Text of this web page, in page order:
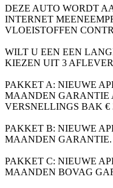
DEZE AUTO WORDT
INTERNET
VLOEISTOFFEN
WILT U EEN EEN
KIEZEN UIT 3
PAKKET A: NIEUWE
MAANDEN GARANTIE
VERSNELLINGS BAK €
PAKKET B: NIEUWE
MAANDEN GARANTIE.
PAKKET C: NIEUWE
MAANDEN BOVAG